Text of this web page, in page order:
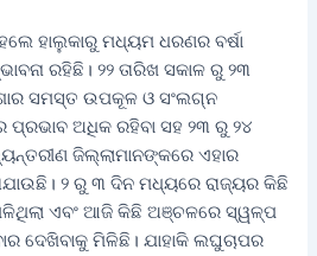
ହାଲୁକାରୁ ମଧ୍ୟମ ଧରଣର ବର୍ଷା
ରହିଛି। ୨୨ ତାରିଖ ସକାଳ ରୁ ୨୩
ସମସ୍ତ ଉପକୂଳ ଓ ସଂଲଗ୍ନ
ପ୍ରଭାବ ଅଧିକ ରହିବା ସହ ୨୩ ରୁ ୨୪
ଜିଲ୍ଲାମାନଙ୍କରେ ଏହାର
୨ ରୁ ୩ ଦିନ ମଧ୍ୟରେ ରାଜ୍ୟର କିଛି
ଏବଂ ଆଜି କିଛି ଅଞ୍ଚଳରେ ସ୍ୱଳ୍ପ
ଦେଖିବାକୁ ମିଳିଛି। ଯାହାକି ଲଘୁଚାପର